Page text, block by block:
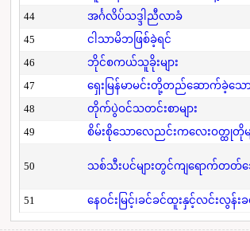
44
အင်္ဂလိပ်သဒ္ဒါညီလာခံ
45
ငါသာမိဘဖြစ်ခဲ့ရင်
46
ဘိုင်စကယ်သူခိုးများ
47
ရှေးမြန်မာမင်းတို့တည်ဆောက်ခဲ့သော
48
တိုက်ပွဲဝင်သတင်းစာများ
49
စိမ်းစိုသောလေညင်းကလေးဝတ္ထုတိုမျ
50 သစ်သီးပင်များတွင်ကျရောက်တတ်သေ
51 နေဝင်းမြင့်၊ခင်ခင်ထူးနှင့်လင်းလွန်းခ